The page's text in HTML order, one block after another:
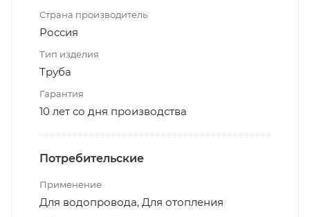
Страна производитель
Россия
Тип изделия
Труба
Гарантия
10 лет со дня производства
Потребительские
Применение
Для водопровода, Для отопления